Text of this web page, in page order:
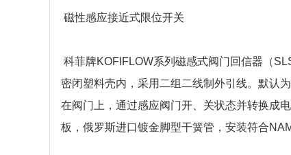
磁性感应接近式限位开关
科菲牌KOFIFLOW系列磁感式阀门回信器（
密闭塑料壳内，采用二组二线制外引线。默认
在阀门上，通过感应阀门开、关状态并转换成
板，俄罗斯进口镀金脚型干簧管，安装符合